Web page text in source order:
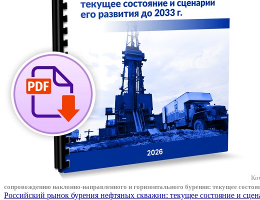
сопровождению наклонно-направленного и горизонтального бурения: текущее
Российский рынок бурения нефтяных скважин: текущее состояние и